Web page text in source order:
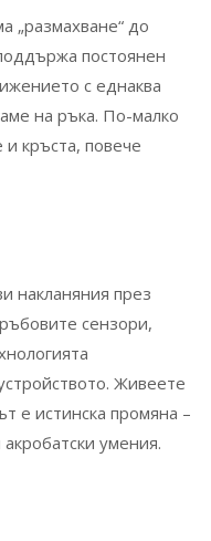
„размахване“ до
постоянен
с еднаква
на ръка. По-малко
кръста, повече
накланяния през
сензори,
Живеете
е истинска промяна –
умения.